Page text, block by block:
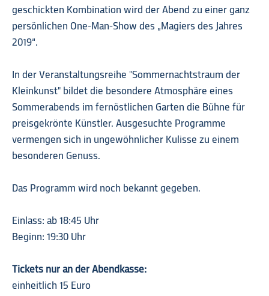
geschickten Kombination wird der Abend zu einer ganz
persönlichen One-Man-Show des „Magiers des Jahres
2019“.
In der Veranstaltungsreihe "Sommernachtstraum der
Kleinkunst" bildet die besondere Atmosphäre eines
Sommerabends im fernöstlichen Garten die Bühne für
preisgekrönte Künstler. Ausgesuchte Programme
vermengen sich in ungewöhnlicher Kulisse zu einem
besonderen Genuss.
Das Programm wird noch bekannt gegeben.
Einlass: ab 18:45 Uhr
Beginn: 19:30 Uhr
Tickets nur an der Abendkasse:
einheitlich 15 Euro